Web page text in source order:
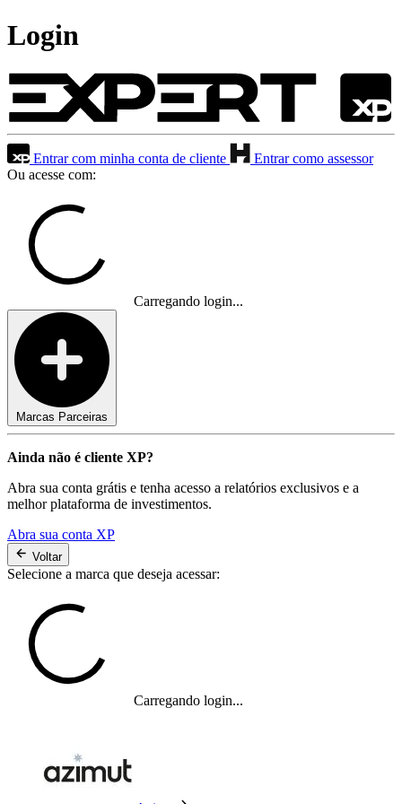
Login
Entrar com minha conta de cliente
Entrar como assessor
Ou acesse com:
Carregando login...
Marcas Parceiras
Ainda não é cliente XP?
Abra sua conta grátis e tenha acesso a relatórios exclusivos e a
melhor plataforma de investimentos.
Abra sua conta XP
Voltar
Selecione a marca que deseja acessar:
Carregando login...